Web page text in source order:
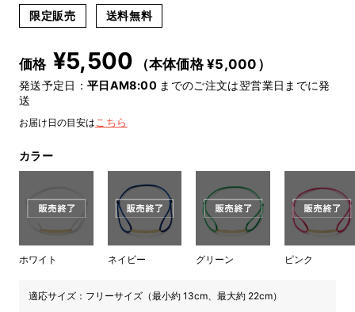
限定販売 送料無料
価格 ¥5,500 （本体価格 ¥5,000 ）
発送予定日：平日AM8:00 までのご注文は翌営業日までに発
送
お届け日の目安はこちら
カラー
ホワイト ネイビー グリーン ピンク
適応サイズ：フリーサイズ（最小約 13cm、最大約 22cm）